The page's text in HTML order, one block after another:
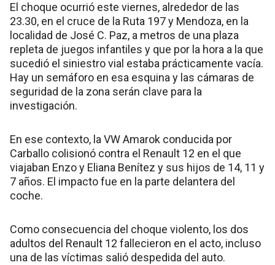
El choque ocurrió este viernes, alrededor de las
23.30, en el cruce de la Ruta 197 y Mendoza, en la
localidad de José C. Paz, a metros de una plaza
repleta de juegos infantiles y que por la hora a la que
sucedió el siniestro vial estaba prácticamente vacía.
Hay un semáforo en esa esquina y las cámaras de
seguridad de la zona serán clave para la
investigación.
En ese contexto, la VW Amarok conducida por
Carballo colisionó contra el Renault 12 en el que
viajaban Enzo y Eliana Benítez y sus hijos de 14, 11 y
7 años. El impacto fue en la parte delantera del
coche.
Como consecuencia del choque violento, los dos
adultos del Renault 12 fallecieron en el acto, incluso
una de las víctimas salió despedida del auto.